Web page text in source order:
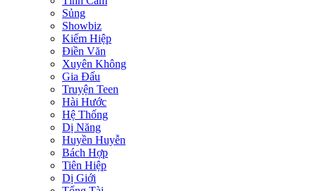
Sủng
Showbiz
Kiếm Hiệp
Điền Văn
Xuyên Không
Gia Đấu
Truyện Teen
Hài Hước
Hệ Thống
Dị Năng
Huyền Huyễn
Bách Hợp
Tiên Hiệp
Dị Giới